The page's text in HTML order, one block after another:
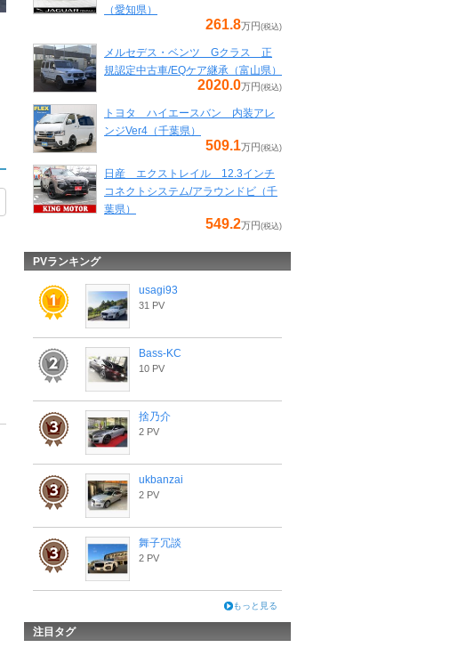
（愛知県）
261.8万円 (税込)
メルセデス・ベンツ Gクラス 正
規認定中古車/EQケア継承（富山県）
2020.0万円 (税込)
トヨタ ハイエースバン 内装アレ
ンジVer4（千葉県）
509.1万円 (税込)
日産 エクストレイル 12.3インチ
コネクトシステム/アラウンドビ（千
葉県）
549.2万円 (税込)
PVランキング
usagi93
31 PV
Bass-KC
10 PV
捨乃介
2 PV
ukbanzai
2 PV
舞子冗談
2 PV
もっと見る
注目タグ